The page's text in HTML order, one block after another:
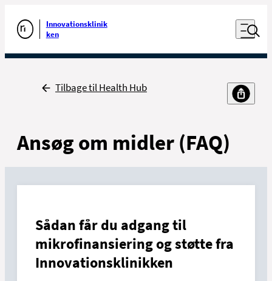
Gå til forsiden
Innovationsklinik
ken
Åben
Udfør søgning
Tilbage
Tilbage til Health Hub
Ansøg om midler (FAQ)
Sådan får du adgang til
mikrofinansiering og støtte fra
Innovationsklinikken